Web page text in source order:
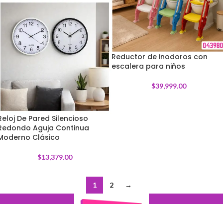
Reductor de inodoros con
escalera para niños
$39,999.00
De Pared Silencioso
Aguja Continua
Clásico
$13,379.00
1 2 →